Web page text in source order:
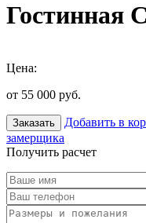
Гостинная
Цена:
от 55 000 руб.
Заказать Добавить в
замерщика
Получить расчет